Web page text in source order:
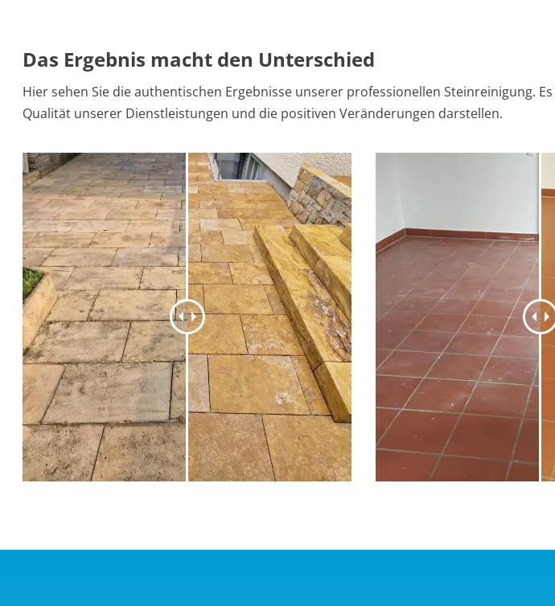
Das Ergebnis macht den Unterschied
Hier sehen Sie die authentischen Ergebnisse unserer professionellen Steinreinigung.
Qualität unserer Dienstleistungen und die positiven Veränderungen darstellen.